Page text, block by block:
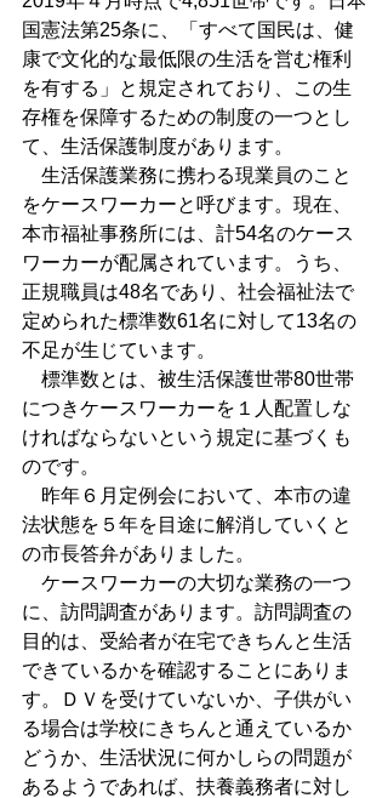
国憲法第25条に、「すべて国民は、健
康で文化的な最低限の生活を営む権利
を有する」と規定されており、この生
存権を保障するための制度の一つとし
て、生活保護制度があります。
生活保護業務に携わる現業員のこと
をケースワーカーと呼びます。現在、
本市福祉事務所には、計54名のケース
ワーカーが配属されています。うち、
正規職員は48名であり、社会福祉法で
定められた標準数61名に対して13名の
不足が生じています。
標準数とは、被生活保護世帯80世帯
につきケースワーカーを１人配置しな
ければならないという規定に基づくも
のです。
昨年６月定例会において、本市の違
法状態を５年を目途に解消していくと
の市長答弁がありました。
ケースワーカーの大切な業務の一つ
に、訪問調査があります。訪問調査の
目的は、受給者が在宅できちんと生活
できているかを確認することにありま
す。ＤＶを受けていないか、子供がい
る場合は学校にきちんと通えているか
どうか、生活状況に何かしらの問題が
あるようであれば、扶養義務者に対し